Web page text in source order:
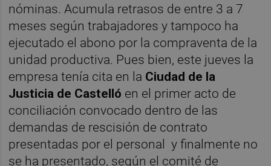
nóminas. Acumula retrasos de entre 3 a 7
meses según trabajadores y tampoco ha
ejecutado el abono por la compraventa de la
unidad productiva. Pues bien, este jueves la
empresa tenía cita en la Ciudad de la
Justicia de Castelló en el primer acto de
conciliación convocado dentro de las
demandas de rescisión de contrato
presentadas por el personal y finalmente no
se ha presentado, según el comité de